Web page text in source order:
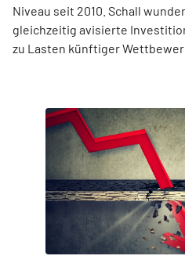
Niveau seit 2010. Schall
gleichzeitig avisierte
zu Lasten künftiger